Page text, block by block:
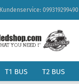
Kundenservice: 099319299490
T1 BUS T2 BUS